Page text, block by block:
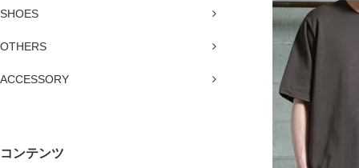
SHOES
OTHERS
ACCESSORY
コンテンツ